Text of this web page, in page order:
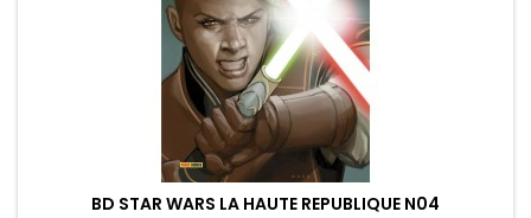
BD STAR WARS LA HAUTE REPUBLIQUE N04